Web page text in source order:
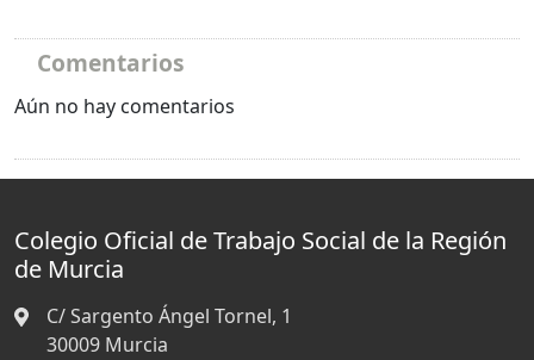
Comentarios
Aún no hay comentarios
Colegio Oficial de Trabajo Social de la Región
de Murcia
C/ Sargento Ángel Tornel, 1
30009 Murcia